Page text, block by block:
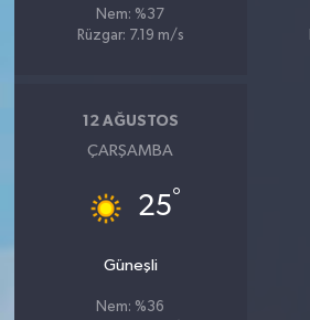
Nem: %37
Rüzgar: 7.19 m/s
12 AĞUSTOS
ÇARŞAMBA
25°
Güneşli
Nem: %36